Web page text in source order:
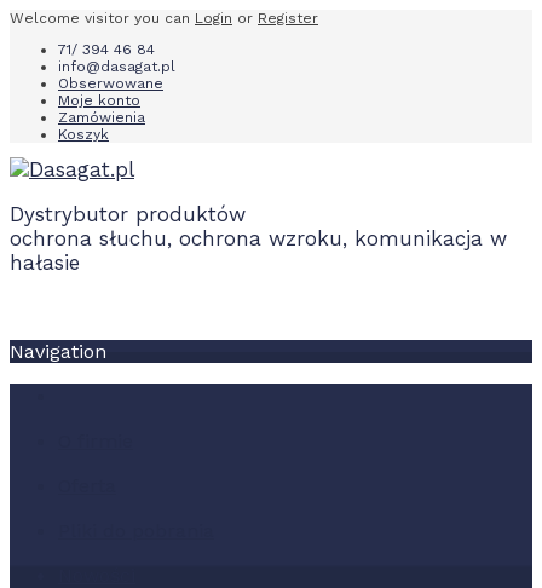
Welcome visitor you can Login or Register
71/ 394 46 84
info@dasagat.pl
Obserwowane
Moje konto
Zamówienia
Koszyk
Dystrybutor produktów
ochrona słuchu, ochrona wzroku, komunikacja w
hałasie
Navigation